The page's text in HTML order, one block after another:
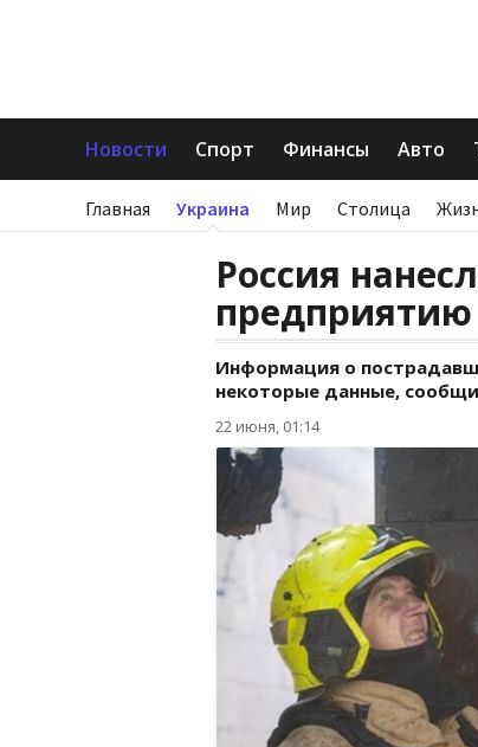
Новости Спорт Финансы Авто
Главная Украина Мир Столица
Россия
Информация о
некоторые данные,
22 июня, 01:14